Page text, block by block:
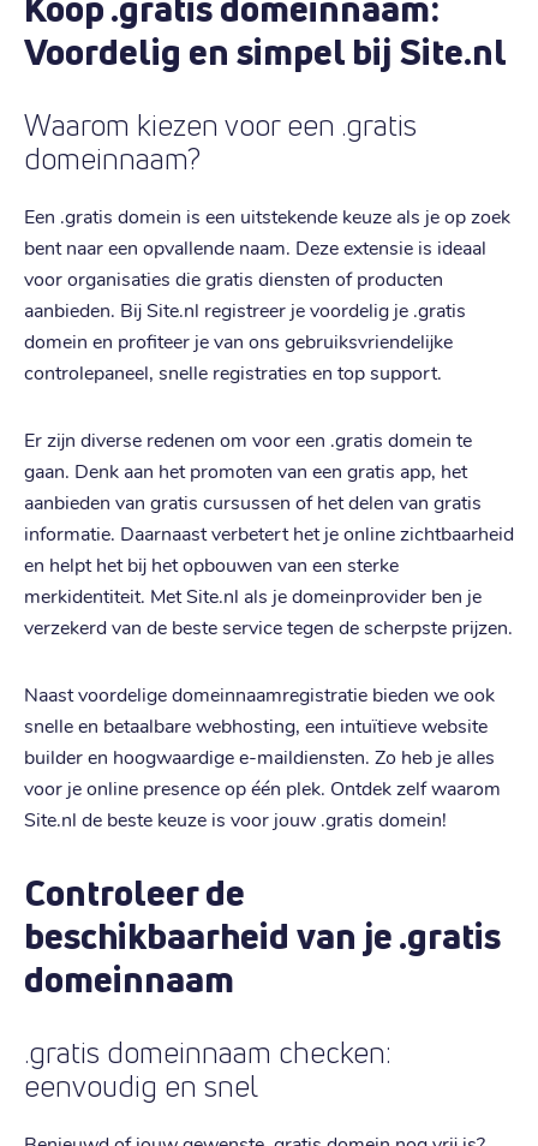
Voordelig en simpel bij Site.nl
Waarom kiezen voor een .gratis
domeinnaam?
Een .gratis domein is een uitstekende keuze als je op zoek
bent naar een opvallende naam. Deze extensie is ideaal
voor organisaties die gratis diensten of producten
aanbieden. Bij Site.nl registreer je voordelig je .gratis
domein en profiteer je van ons gebruiksvriendelijke
controlepaneel, snelle registraties en top support.
Er zijn diverse redenen om voor een .gratis domein te
gaan. Denk aan het promoten van een gratis app, het
aanbieden van gratis cursussen of het delen van gratis
informatie. Daarnaast verbetert het je online zichtbaarheid
en helpt het bij het opbouwen van een sterke
merkidentiteit. Met Site.nl als je domeinprovider ben je
verzekerd van de beste service tegen de scherpste prijzen.
Naast voordelige domeinnaamregistratie bieden we ook
snelle en betaalbare webhosting, een intuïtieve website
builder en hoogwaardige e-maildiensten. Zo heb je alles
voor je online presence op één plek. Ontdek zelf waarom
Site.nl de beste keuze is voor jouw .gratis domein!
Controleer de
beschikbaarheid van je .gratis
domeinnaam
.gratis domeinnaam checken:
eenvoudig en snel